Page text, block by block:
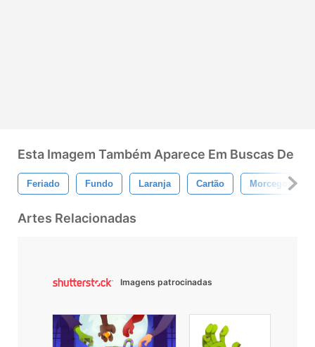
Esta Imagem Também Aparece Em Buscas De
Feriado Fundo Laranja Cartão Morcegos
Artes Relacionadas
Imagens patrocinadas